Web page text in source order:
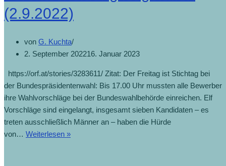
(2.9.2022)
von G. Kuchta
2. September 202216. Januar 2023
https://orf.at/stories/3283611/ Zitat: Der Freitag ist Stichtag bei
der Bundespräsidentenwahl: Bis 17.00 Uhr mussten alle Bewerber
ihre Wahlvorschläge bei der Bundeswahlbehörde einreichen. Elf
Vorschläge sind eingelangt, insgesamt sieben Kandidaten – es
treten ausschließlich Männer an – haben die Hürde
von… Weiterlesen »